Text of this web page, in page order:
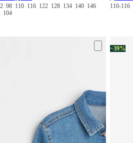
98 110 116 122 128 134 140 146
104
110-116
−39%